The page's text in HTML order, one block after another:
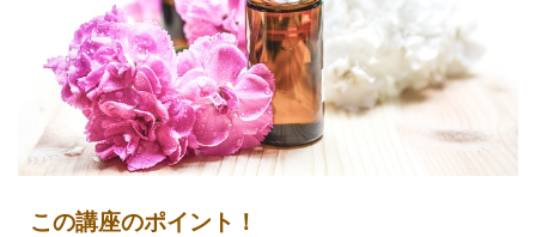
この講座のポイント！